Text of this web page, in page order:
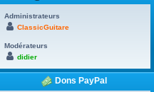
Administrateurs
ClassicGuitare
Modérateurs
didier
Dons PayPal